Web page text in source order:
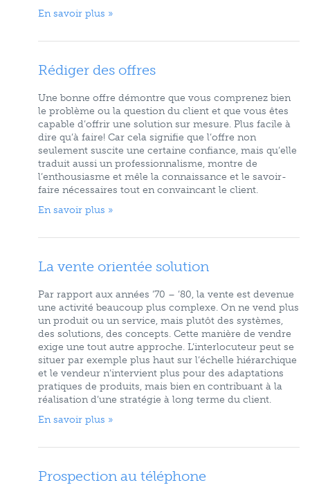
En savoir plus »
Rédiger des offres
Une bonne offre démontre que vous comprenez bien
le problème ou la question du client et que vous êtes
capable d’offrir une solution sur mesure. Plus facile à
dire qu’à faire! Car cela signifie que l’offre non
seulement suscite une certaine confiance, mais qu’elle
traduit aussi un professionnalisme, montre de
l’enthousiasme et mêle la connaissance et le savoir-
faire nécessaires tout en convaincant le client.
En savoir plus »
La vente orientée solution
Par rapport aux années ’70 – ’80, la vente est devenue
une activité beaucoup plus complexe. On ne vend plus
un produit ou un service, mais plutôt des systèmes,
des solutions, des concepts. Cette manière de vendre
exige une tout autre approche. L’interlocuteur peut se
situer par exemple plus haut sur l’échelle hiérarchique
et le vendeur n’intervient plus pour des adaptations
pratiques de produits, mais bien en contribuant à la
réalisation d’une stratégie à long terme du client.
En savoir plus »
Prospection au téléphone